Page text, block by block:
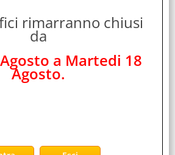
PLURIBALL 35GR 100CM X
rimarranno chiusi
da
a Martedi 18
Agosto.